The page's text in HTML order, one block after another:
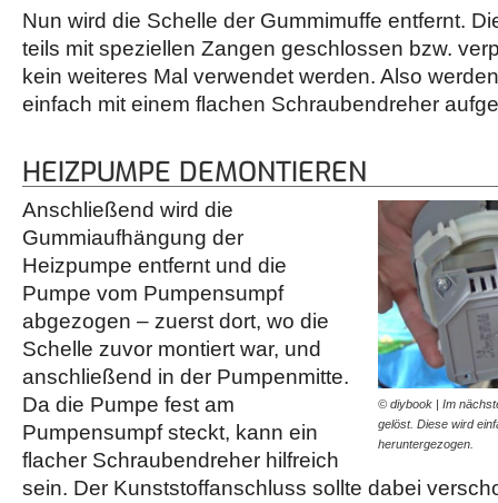
Nun wird die Schelle der Gummimuffe entfernt.
teils mit speziellen Zangen geschlossen bzw.
kein weiteres Mal verwendet werden. Also
einfach mit einem flachen Schraubendreher
HEIZPUMPE DEMONTIEREN
© diybook | Im
gelöst. Diese wird
heruntergezogen.
Anschließend wird die
Gummiaufhängung der
Heizpumpe entfernt und die
Pumpe vom Pumpensumpf
abgezogen – zuerst dort, wo die
Schelle zuvor montiert war, und
anschließend in der Pumpenmitte.
Da die Pumpe fest am
Pumpensumpf steckt, kann ein
flacher Schraubendreher hilfreich
sein. Der Kunststoffanschluss sollte dabei